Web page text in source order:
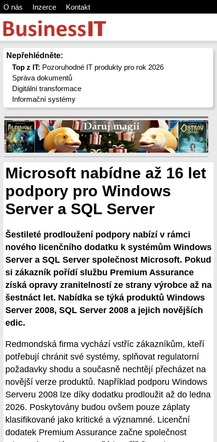
O nás Inzerce Kontakt
Nepřehlédněte:
Top z IT: Pozoruhodné IT produkty pro rok 2026
Správa dokumentů
Digitální transformace
Informační systémy
Microsoft nabídne až 16 let
podpory pro Windows
Server a SQL Server
Šestileté prodloužení podpory nabízí v rámci
nového licenčního dodatku k systémům Windows
Server a SQL Server společnost Microsoft. Pokud
si zákazník pořídí službu Premium Assurance
získá opravy zranitelností ze strany výrobce až na
šestnáct let. Nabídka se týká produktů Windows
Server 2008, SQL Server 2008 a jejich novějších
edic.
Redmondská firma vychází vstříc zákazníkům, kteří
potřebují chránit své systémy, splňovat regulatorní
požadavky shodu a současně nechtějí přecházet na
novější verze produktů. Například podporu Windows
Serveru 2008 lze díky dodatku prodloužit až do ledna
2026. Poskytovány budou ovšem pouze záplaty
klasifikované jako kritické a významné. Licenční
dodatek Premium Assurance začne společnost